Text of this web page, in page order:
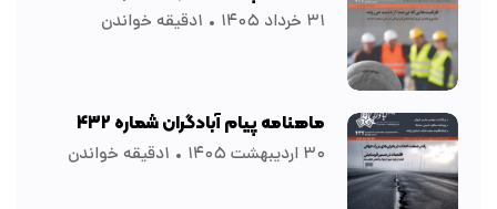
۳۱ خرداد ۱۴۰۵ ۱دقیقه خواندن
ماهنامه پیام آبادگران شماره ۴۳۲
۳۰ اردیبهشت ۱۴۰۵ ۱دقیقه خواندن